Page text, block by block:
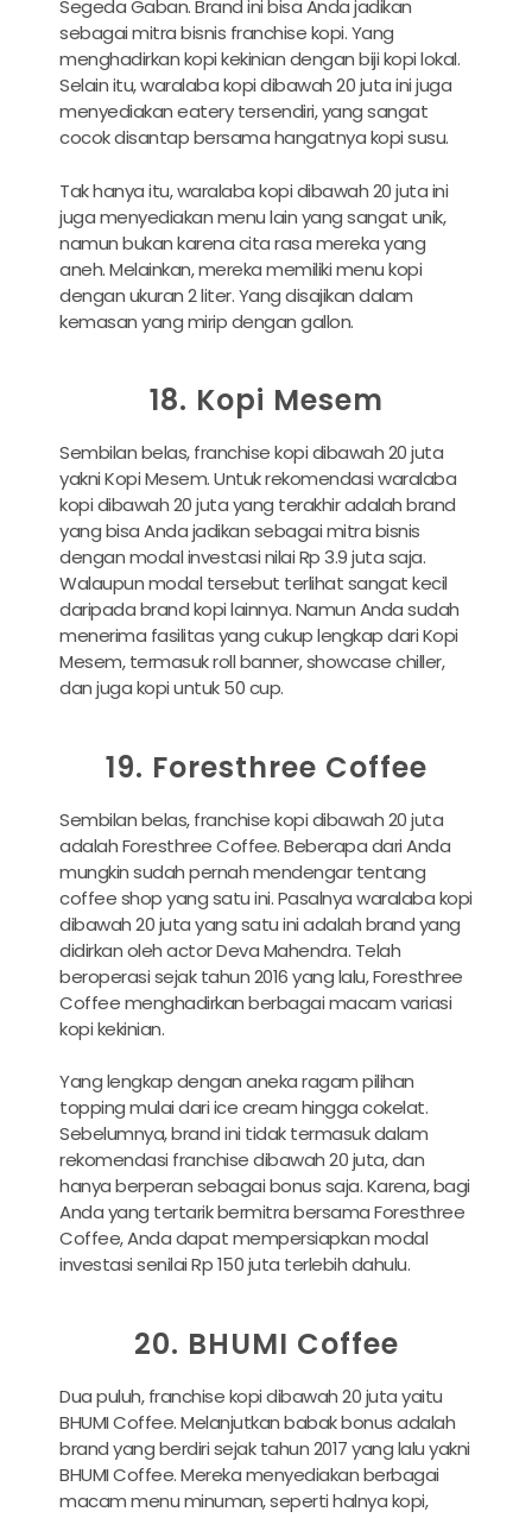
Segeda Gaban. Brand ini bisa Anda jadikan
sebagai mitra bisnis franchise kopi. Yang
menghadirkan kopi kekinian dengan biji kopi lokal.
Selain itu, waralaba kopi dibawah 20 juta ini juga
menyediakan eatery tersendiri, yang sangat
cocok disantap bersama hangatnya kopi susu.
Tak hanya itu, waralaba kopi dibawah 20 juta ini
juga menyediakan menu lain yang sangat unik,
namun bukan karena cita rasa mereka yang
aneh. Melainkan, mereka memiliki menu kopi
dengan ukuran 2 liter. Yang disajikan dalam
kemasan yang mirip dengan gallon.
18. Kopi Mesem
Sembilan belas, franchise kopi dibawah 20 juta
yakni Kopi Mesem. Untuk rekomendasi waralaba
kopi dibawah 20 juta yang terakhir adalah brand
yang bisa Anda jadikan sebagai mitra bisnis
dengan modal investasi nilai Rp 3.9 juta saja.
Walaupun modal tersebut terlihat sangat kecil
daripada brand kopi lainnya. Namun Anda sudah
menerima fasilitas yang cukup lengkap dari Kopi
Mesem, termasuk roll banner, showcase chiller,
dan juga kopi untuk 50 cup.
19. Foresthree Coffee
Sembilan belas, franchise kopi dibawah 20 juta
adalah Foresthree Coffee. Beberapa dari Anda
mungkin sudah pernah mendengar tentang
coffee shop yang satu ini. Pasalnya waralaba kopi
dibawah 20 juta yang satu ini adalah brand yang
didirkan oleh actor Deva Mahendra. Telah
beroperasi sejak tahun 2016 yang lalu, Foresthree
Coffee menghadirkan berbagai macam variasi
kopi kekinian.
Yang lengkap dengan aneka ragam pilihan
topping mulai dari ice cream hingga cokelat.
Sebelumnya, brand ini tidak termasuk dalam
rekomendasi franchise dibawah 20 juta, dan
hanya berperan sebagai bonus saja. Karena, bagi
Anda yang tertarik bermitra bersama Foresthree
Coffee, Anda dapat mempersiapkan modal
investasi senilai Rp 150 juta terlebih dahulu.
20. BHUMI Coffee
Dua puluh, franchise kopi dibawah 20 juta yaitu
BHUMI Coffee. Melanjutkan babak bonus adalah
brand yang berdiri sejak tahun 2017 yang lalu yakni
BHUMI Coffee. Mereka menyediakan berbagai
macam menu minuman, seperti halnya kopi,